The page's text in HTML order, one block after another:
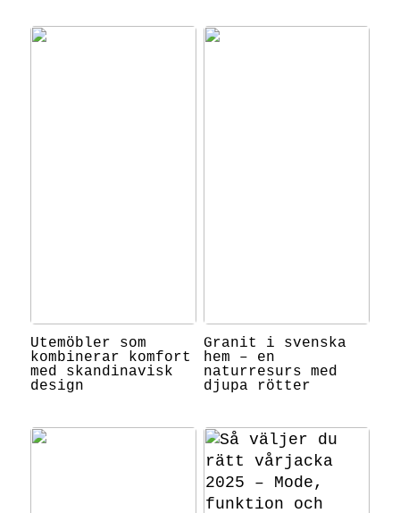
Utemöbler som
kombinerar komfort
med skandinavisk
design
Granit i svenska
hem – en
naturresurs med
djupa rötter